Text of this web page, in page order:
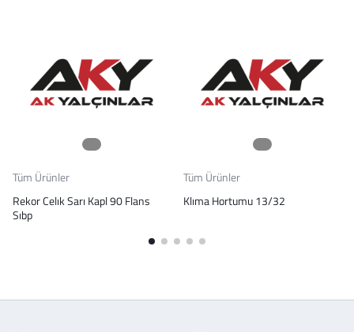
Tüm Ürünler
Rekor Celık Sarı Kapl 90 Flans
Sıbp
Tüm Ürünler
Klıma Hortumu 13/32